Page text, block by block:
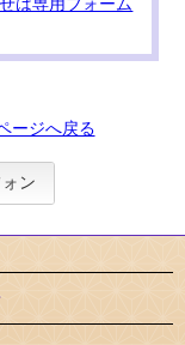
は専用フォーム
ージへ戻る
ン